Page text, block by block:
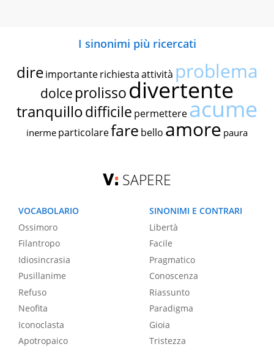
I sinonimi più ricercati
dire importante richiestaattività problema
dolce prolissodivertente
tranquillodifficile permettereacume
inerme particolarefare bello amore paura
SAPERE
VOCABOLARIO
Ossimoro
Filantropo
Idiosincrasia
Pusillanime
Refuso
Neofita
Iconoclasta
Apotropaico
SINONIMI E CONTRARI
Libertà
Facile
Pragmatico
Conoscenza
Riassunto
Paradigma
Gioia
Tristezza